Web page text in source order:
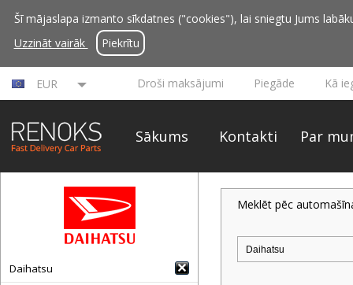
Šī mājaslapa izmanto sīkdatnes ("cookies"), lai sniegtu Jums
Uzzināt vairāk
Piekrītu
EUR Droši maksājumi Piegāde Kā
Sākums Kontakti Par
Daihatsu
Meklēt pēc